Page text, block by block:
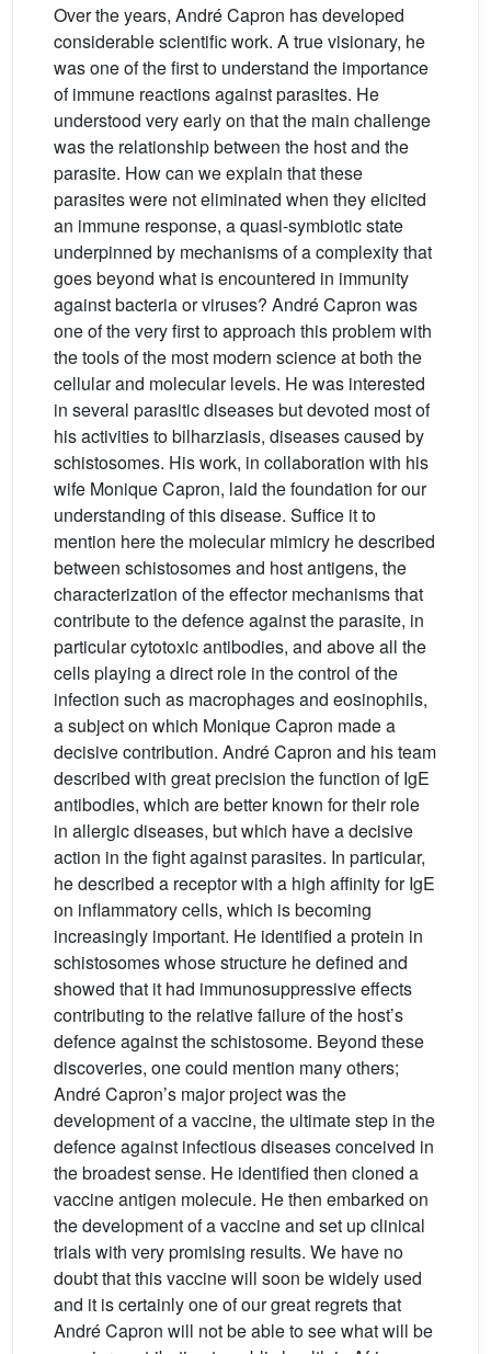
Over the years, André Capron has developed
considerable scientific work. A true visionary, he
was one of the first to understand the importance
of immune reactions against parasites. He
understood very early on that the main challenge
was the relationship between the host and the
parasite. How can we explain that these
parasites were not eliminated when they elicited
an immune response, a quasi-symbiotic state
underpinned by mechanisms of a complexity that
goes beyond what is encountered in immunity
against bacteria or viruses? André Capron was
one of the very first to approach this problem with
the tools of the most modern science at both the
cellular and molecular levels. He was interested
in several parasitic diseases but devoted most of
his activities to bilharziasis, diseases caused by
schistosomes. His work, in collaboration with his
wife Monique Capron, laid the foundation for our
understanding of this disease. Suffice it to
mention here the molecular mimicry he described
between schistosomes and host antigens, the
characterization of the effector mechanisms that
contribute to the defence against the parasite, in
particular cytotoxic antibodies, and above all the
cells playing a direct role in the control of the
infection such as macrophages and eosinophils,
a subject on which Monique Capron made a
decisive contribution. André Capron and his team
described with great precision the function of IgE
antibodies, which are better known for their role
in allergic diseases, but which have a decisive
action in the fight against parasites. In particular,
he described a receptor with a high affinity for IgE
on inflammatory cells, which is becoming
increasingly important. He identified a protein in
schistosomes whose structure he defined and
showed that it had immunosuppressive effects
contributing to the relative failure of the host’s
defence against the schistosome. Beyond these
discoveries, one could mention many others;
André Capron’s major project was the
development of a vaccine, the ultimate step in the
defence against infectious diseases conceived in
the broadest sense. He identified then cloned a
vaccine antigen molecule. He then embarked on
the development of a vaccine and set up clinical
trials with very promising results. We have no
doubt that this vaccine will soon be widely used
and it is certainly one of our great regrets that
André Capron will not be able to see what will be